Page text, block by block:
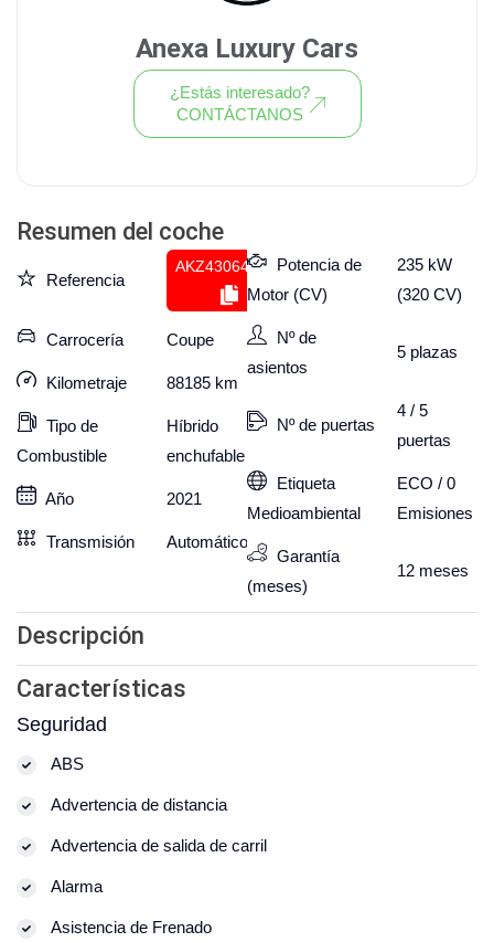
Resumen del coche
Referencia
AKZ430640246
Carrocería Coupe
Kilometraje 88185 km
Tipo de
Combustible
Híbrido
enchufable
Año 2021
Transmisión Automático
Potencia de
Motor (CV)
235 kW
(320 CV)
Nº de
asientos
5 plazas
Nº de puertas
4 / 5
puertas
Etiqueta
Medioambiental
ECO / 0
Emisiones
Garantía
(meses)
12 meses
Descripción
Características
Seguridad
ABS
Advertencia de distancia
Advertencia de salida de carril
Alarma
Asistencia de Frenado
Anexa Luxury Cars
¿Estás interesado?
CONTÁCTANOS